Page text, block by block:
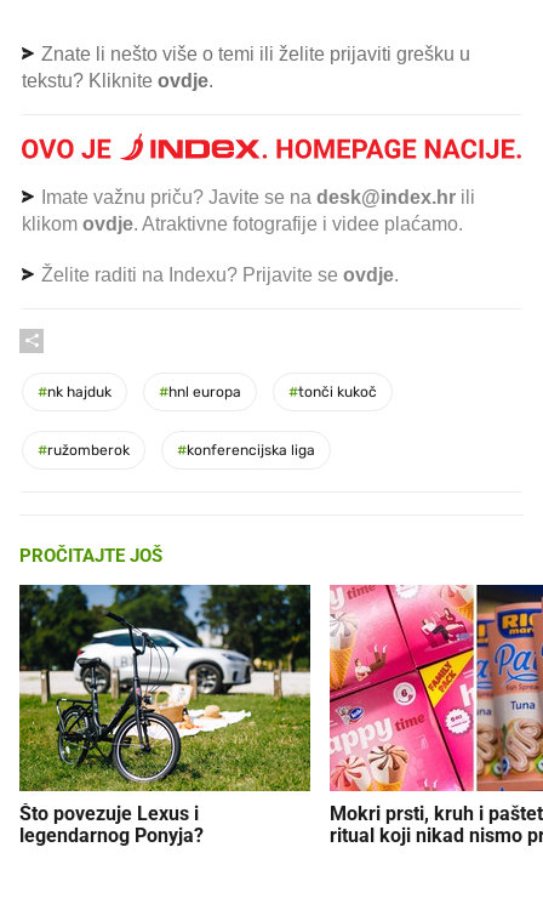
Znate li nešto više o temi ili želite prijaviti grešku u
tekstu? Kliknite ovdje.
Imate važnu priču? Javite se na desk@index.hr ili
klikom ovdje. Atraktivne fotografije i videe plaćamo.
Želite raditi na Indexu? Prijavite se ovdje.
#nk hajduk #hnl europa #tonči kukoč
#ružomberok #konferencijska liga
PROČITAJTE JOŠ
Što povezuje Lexus i
legendarnog Ponyja?
Mokri prsti, kruh i
ritual koji nikad nismo